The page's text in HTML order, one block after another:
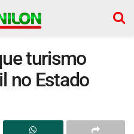
turismo
no Estado